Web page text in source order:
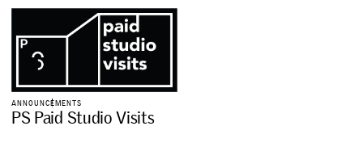
ANNOUNCEMENTS
PS Paid Studio Visits